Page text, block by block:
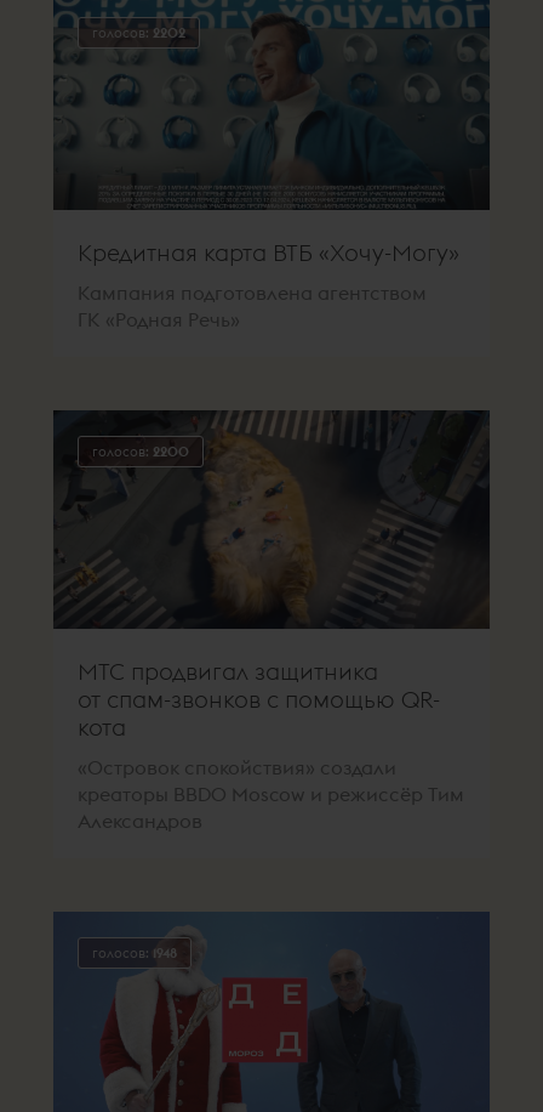
голосов: 2202
Кредитная карта ВТБ «Хочу-Могу»
Кампания подготовлена агентством
ГК «Родная Речь»
голосов: 2200
МТС продвигал защитника
от спам-звонков с помощью QR-
кота
«Островок спокойствия» создали
креаторы BBDO Moscow и режиссёр Тим
Александров
голосов: 1948